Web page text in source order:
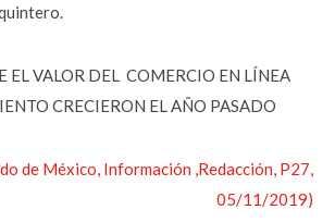
EL VALOR DEL COMERCIO EN LÍNEA
CRECIERON EL AÑO PASADO
de México, Información ,Redacción, P27,
05/11/2019)